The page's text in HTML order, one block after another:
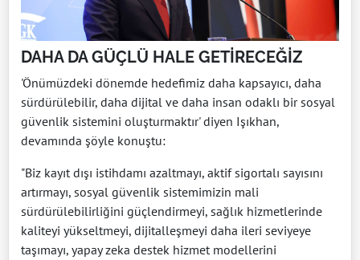
DAHA DA GÜÇLÜ HALE GETİRECEĞİZ
'Önümüzdeki dönemde hedefimiz daha kapsayıcı, daha
sürdürülebilir, daha dijital ve daha insan odaklı bir sosyal
güvenlik sistemini oluşturmaktır' diyen Işıkhan,
devamında şöyle konuştu:
"Biz kayıt dışı istihdamı azaltmayı, aktif sigortalı sayısını
artırmayı, sosyal güvenlik sistemimizin mali
sürdürülebilirliğini güçlendirmeyi, sağlık hizmetlerinde
kaliteyi yükseltmeyi, dijitalleşmeyi daha ileri seviyeye
taşımayı, yapay zeka destek hizmet modellerini